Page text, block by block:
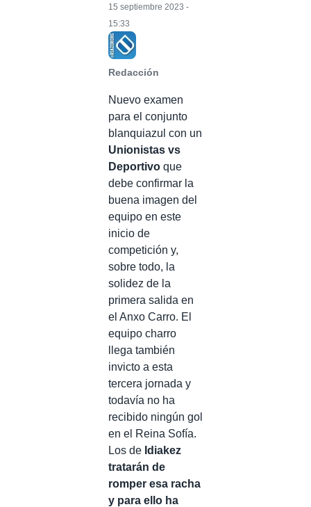
Redacción
15 septiembre 2023 -
15:33
Nuevo examen
para el conjunto
blanquiazul con un
Unionistas vs
Deportivo que
debe confirmar la
buena imagen del
equipo en este
inicio de
competición y,
sobre todo, la
solidez de la
primera salida en
el Anxo Carro. El
equipo charro
llega también
invicto a esta
tercera jornada y
todavía no ha
recibido ningún gol
en el Reina Sofía.
Los de Idiakez
tratarán de
romper esa racha
y para ello ha